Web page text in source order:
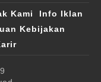
Kami
Info Iklan
Kebijakan